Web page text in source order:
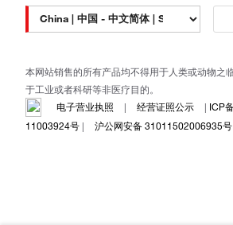
本网站销售的所有产品均不得用于人类或动物之
于工业或者科研等非医疗目的。
电子营业执照
| 经营证照公示 | ICP
11003924号 | 沪公网安备 31011502006935号